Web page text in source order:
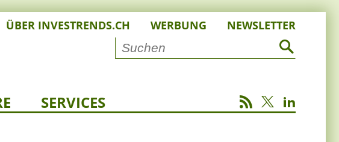
ÜBER INVESTRENDS.CH WERBUNG NEWSLETTER
SERVICES